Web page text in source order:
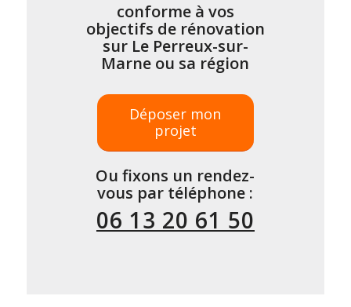
conforme à vos
objectifs de rénovation
sur Le Perreux-sur-
Marne ou sa région
Déposer mon
projet
Ou fixons un rendez-
vous par téléphone :
06 13 20 61 50